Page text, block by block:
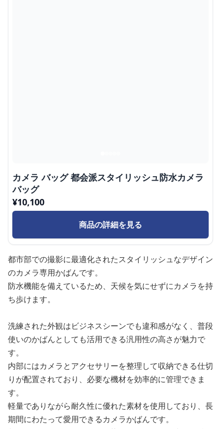
カメラ バッグ 都会派スタイリッシュ防水カメラ
バッグ
¥10,100
商品の詳細を見る
都市部での撮影に最適化されたスタイリッシュなデザイン
のカメラ専用かばんです。
防水機能を備えているため、天候を気にせずにカメラを持
ち歩けます。
洗練された外観はビジネスシーンでも違和感がなく、普段
使いのかばんとしても活用できる汎用性の高さが魅力で
す。
内部にはカメラとアクセサリーを整理して収納できる仕切
りが配置されており、必要な機材を効率的に管理できま
す。
軽量でありながら耐久性に優れた素材を使用しており、長
期間にわたって愛用できるカメラかばんです。